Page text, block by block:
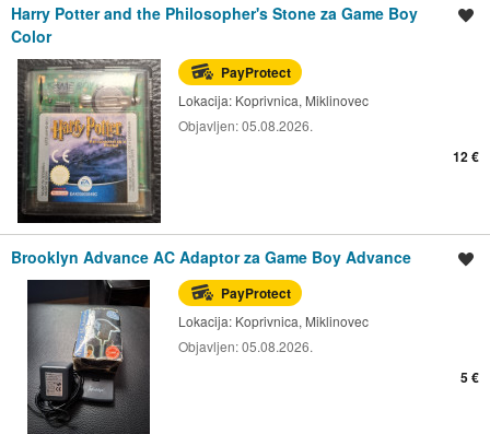
Harry Potter and the Philosopher's Stone za Game Boy
Color
PayProtect
Lokacija: Koprivnica, Miklinovec
Objavljen:05.08.2026.
12 €
Brooklyn Advance AC Adaptor za Game Boy Advance
PayProtect
Lokacija: Koprivnica, Miklinovec
Objavljen:05.08.2026.
5 €